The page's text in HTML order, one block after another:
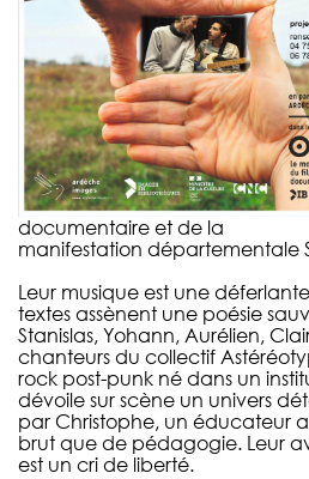
documentaire et de la
manifestation départementale
Leur musique est une
textes assènent une poésie
Stanislas, Yohann, Aurélien,
chanteurs du collectif
rock post-punk né dans un
dévoile sur scène un univers
par Christophe, un éducateur
brut que de pédagogie. Leur
est un cri de liberté.